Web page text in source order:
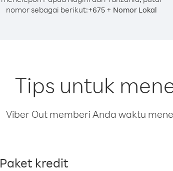
nomor sebagai berikut:+675 + Nomor Lokal
Tips untuk
Viber Out memberi Anda waktu
Paket kredit